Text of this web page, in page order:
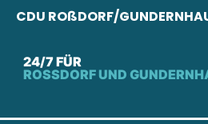
24/7 FÜR
ROSSDORF UND
CDU ROßDORF/